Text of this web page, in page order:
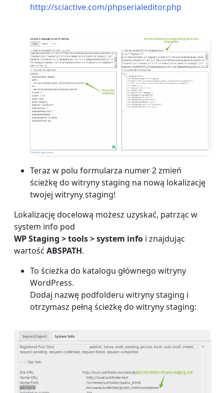
http://sciactive.com/phpserialeditor.php
Teraz w polu formularza numer 2 zmień
ścieżkę do witryny staging na nową lokalizację
twojej witryny staging!
Lokalizację docelową możesz uzyskać, patrząc w
system info pod
WP Staging > tools > system info i znajdując
wartość ABSPATH.
To ścieżka do katalogu głównego witryny
WordPress.
Dodaj nazwę podfolderu witryny staging i
otrzymasz pełną ścieżkę do witryny staging: